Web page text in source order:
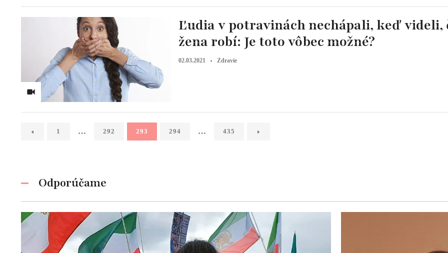
Ľudia v potravinách nechápali, keď videli,
žena robí: Je toto vôbec možné?
02.03.2021 Zdravie
1 … 292 293 294 … 435
Odporúčame